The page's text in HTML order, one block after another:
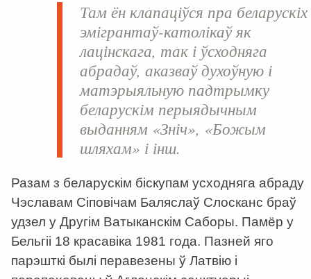
Там ён клапаціўся пра беларускіх
эмігрантаў-католікаў як
лацінскага, так і ўсходняга
абрадаў, аказваў духоўную і
матэрыяльную падтрымку
беларускім перыядычным
выданням «Зніч», «Божым
шляхам» і інш.
Разам з беларускім біскупам усходняга абраду
Чэславам Сіповічам Баляслаў Слосканс браў
удзел у Другім Ватыканскім Саборы. Памёр у
Бельгіі 18 красавіка 1981 года. Пазней яго
парэшткі былі перавезены ў Латвію і